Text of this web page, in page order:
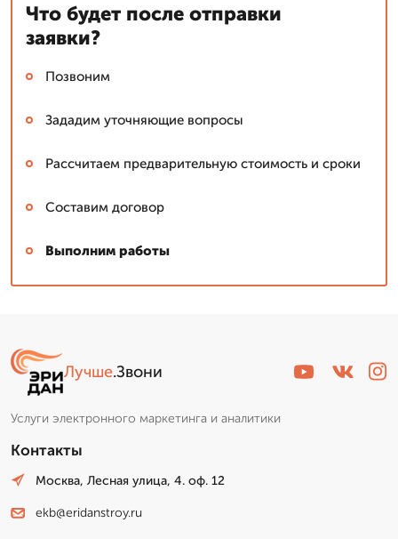
Что будет после отправки
заявки?
Позвоним
Зададим уточняющие вопросы
Рассчитаем предварительную стоимость и сроки
Составим договор
Выполним работы
Лучше.Звони
Услуги электронного маркетинга и аналитики
Контакты
Москва, Лесная улица, 4. оф. 12
ekb@eridanstroy.ru